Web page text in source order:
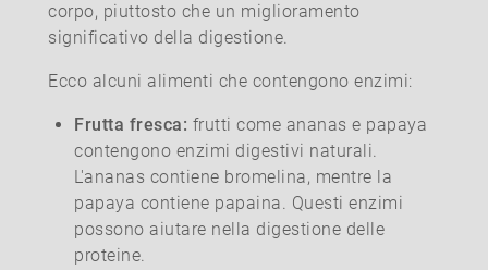
corpo, piuttosto che un miglioramento
significativo della digestione.
Ecco alcuni alimenti che contengono enzimi:
Frutta fresca: frutti come ananas e papaya
contengono enzimi digestivi naturali.
L'ananas contiene bromelina, mentre la
papaya contiene papaina. Questi enzimi
possono aiutare nella digestione delle
proteine.